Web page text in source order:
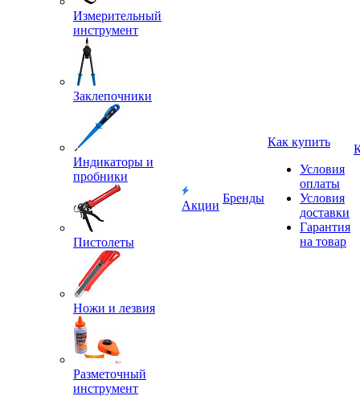
Измерительный
инструмент
Заклепочники
Индикаторы и
пробники
Пистолеты
Ножи и лезвия
Разметочный
инструмент
Акции
Бренды
Как купить
Условия
оплаты
Условия
доставки
Гарантия
на товар